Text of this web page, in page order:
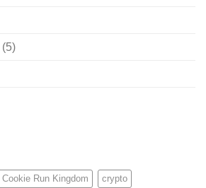
(5)
Cookie Run Kingdom crypto